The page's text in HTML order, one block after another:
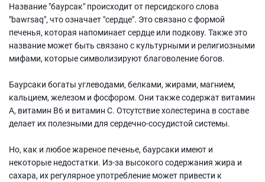
Название "баурсак" происходит от персидского слова
"bawrsaq", что означает "сердце". Это связано с формой
печенья, которая напоминает сердце или подкову. Также это
название может быть связано с культурными и религиозными
мифами, которые символизируют благоволение богов.
Баурсаки богаты углеводами, белками, жирами, магнием,
кальцием, железом и фосфором. Они также содержат витамин
А, витамин В6 и витамин С. Отсутствие холестерина в составе
делает их полезными для сердечно-сосудистой системы.
Но, как и любое жареное печенье, баурсаки имеют и
некоторые недостатки. Из-за высокого содержания жира и
сахара, их регулярное употребление может привести к